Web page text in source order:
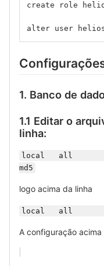
create role
alter user
1. Banco de
1.1 Editar o
linha:
local   all
md5
logo acima da linha
local   all
A configuração